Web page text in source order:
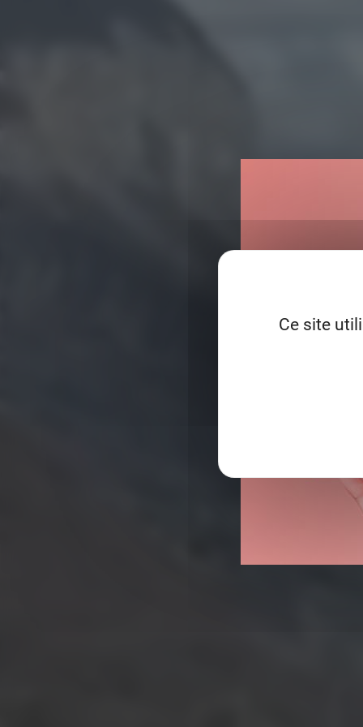
Ce site